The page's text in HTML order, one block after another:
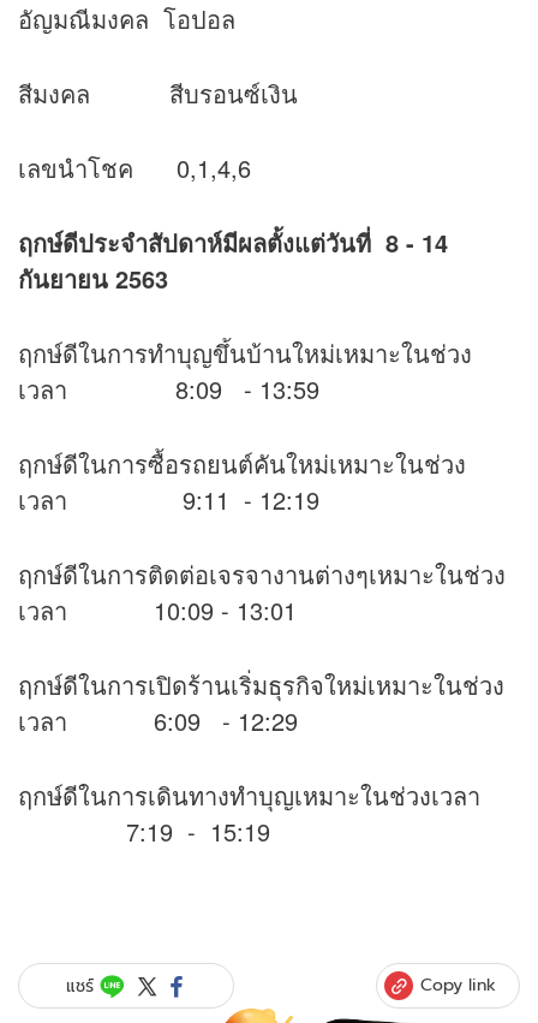
อัญมณีมงคล โอปอล
สีมงคล สีบรอนซ์เงิน
เลขนำโชค 0,1,4,6
ฤกษ์ดีประจำสัปดาห์มีผลตั้งแต่วันที่ 8 - 14
กันยายน 2563
ฤกษ์ดีในการทำบุญขึ้นบ้านใหม่เหมาะในช่วง
เวลา 8:09 - 13:59
ฤกษ์ดีในการซื้อรถยนต์คันใหม่เหมาะในช่วง
เวลา 9:11 - 12:19
ฤกษ์ดีในการติดต่อเจรจางานต่างๆเหมาะในช่วง
เวลา 10:09 - 13:01
ฤกษ์ดีในการเปิดร้านเริ่มธุรกิจใหม่เหมาะในช่วง
เวลา 6:09 - 12:29
ฤกษ์ดีในการเดินทางทำบุญเหมาะในช่วงเวลา
7:19 - 15:19
แชร์ Copy link